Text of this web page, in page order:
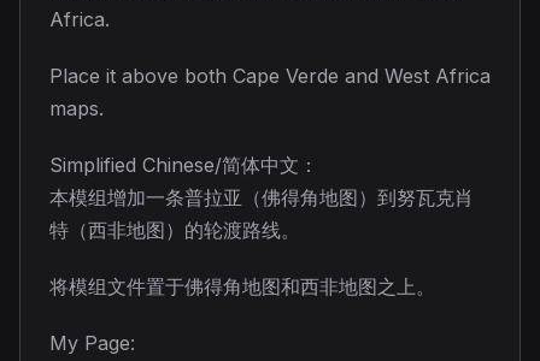
Africa.
Place it above both Cape Verde and West Africa
maps.
Simplified Chinese/简体中文：
本模组增加一条普拉亚（佛得角地图）到努瓦克肖
特（西非地图）的轮渡路线。
将模组文件置于佛得角地图和西非地图之上。
My Page: